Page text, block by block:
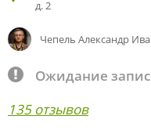
д. 2
Чепель Александр
Ожидание
135 отзывов